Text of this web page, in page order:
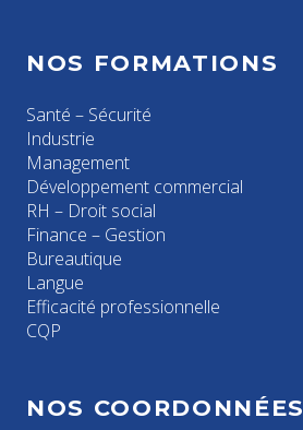
NOS FORMATIONS
Santé – Sécurité
Industrie
Management
Développement commercial
RH – Droit social
Finance – Gestion
Bureautique
Langue
Efficacité professionnelle
CQP
NOS COORDONNÉES